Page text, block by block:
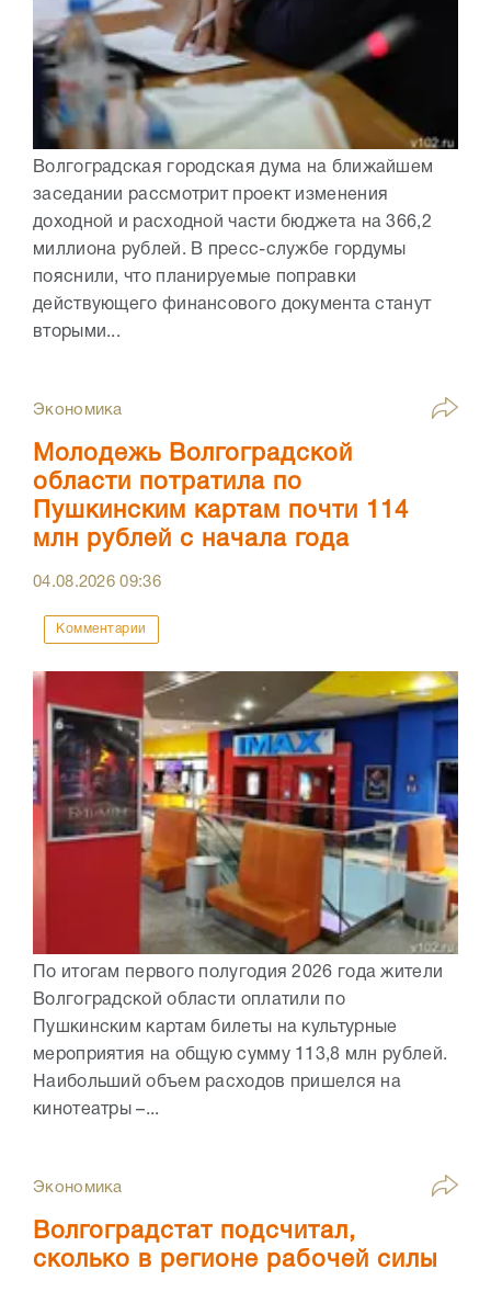
Волгоградская городская дума на ближайшем
заседании рассмотрит проект изменения
доходной и расходной части бюджета на 366,2
миллиона рублей. В пресс-службе гордумы
пояснили, что планируемые поправки
действующего финансового документа станут
вторыми...
Экономика
Молодежь Волгоградской
области потратила по
Пушкинским картам почти 114
млн рублей с начала года
04.08.202609:36
Комментарии
По итогам первого полугодия 2026 года жители
Волгоградской области оплатили по
Пушкинским картам билеты на культурные
мероприятия на общую сумму 113,8 млн рублей.
Наибольший объем расходов пришелся на
кинотеатры –...
Экономика
Волгоградстат подсчитал,
сколько в регионе рабочей силы